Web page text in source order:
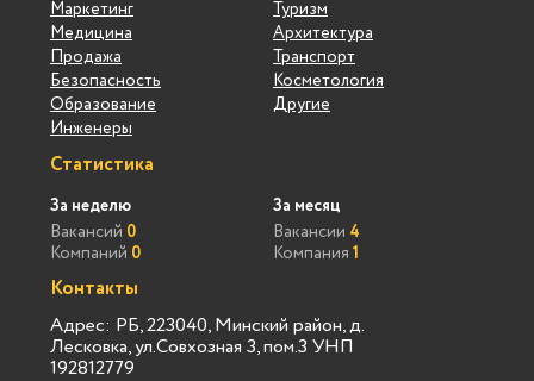
Маркетинг
Медицина
Продажа
Безопасность
Образование
Инженеры
Туризм
Архитектура
Транспорт
Косметология
Другие
Статистика
За неделю
Вакансий 0
Компаний 0
За месяц
Вакансии 4
Компания 1
Контакты
Адрес: РБ, 223040, Минский район, д.
Лесковка, ул.Совхозная 3, пом.3 УНП
192812779